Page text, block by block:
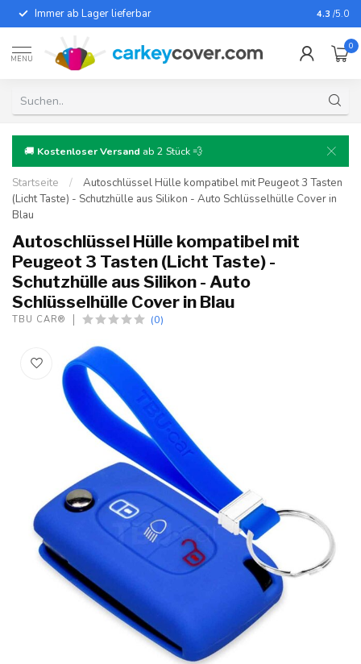
Immer ab Lager lieferbar Für fast
4.3 /5.0
MENU
0
🚚 Kostenloser Versand ab 2 Stück 💨
Startseite /
Autoschlüssel Hülle kompatibel mit Peugeot 3 Tasten
(Licht Taste) - Schutzhülle aus Silikon - Auto Schlüsselhülle Cover in
Blau
Autoschlüssel Hülle kompatibel mit
Peugeot 3 Tasten (Licht Taste) -
Schutzhülle aus Silikon - Auto
Schlüsselhülle Cover in Blau
TBU CAR® (0)